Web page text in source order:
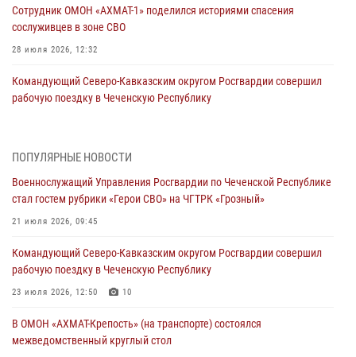
Сотрудник ОМОН «АХМАТ-1» поделился историями спасения
сослуживцев в зоне СВО
28 июля 2026, 12:32
Командующий Северо-Кавказским округом Росгвардии совершил
рабочую поездку в Чеченскую Республику
Военнослужащий Управления Росгвардии по Чеченской Республике
21 июля 2026, 09:45
В ДНР росгвардейцы уничтожили около 80 вражеских
19 июля 2026, 13:50
В Грозном Росгвардия обеспечила безопасность конно-спортивных
18 июля 2026, 13:46
ПОПУЛЯРНЫЕ НОВОСТИ
Военнослужащий Управления Росгвардии по Чеченской Республике
стал гостем рубрики «Герои СВО» на ЧГТРК «Грозный»
21 июля 2026, 09:45
Командующий Северо-Кавказским округом Росгвардии совершил
рабочую поездку в Чеченскую Республику
23 июля 2026, 12:50 10
В ОМОН «АХМАТ-Крепость» (на транспорте) состоялся
межведомственный круглый стол